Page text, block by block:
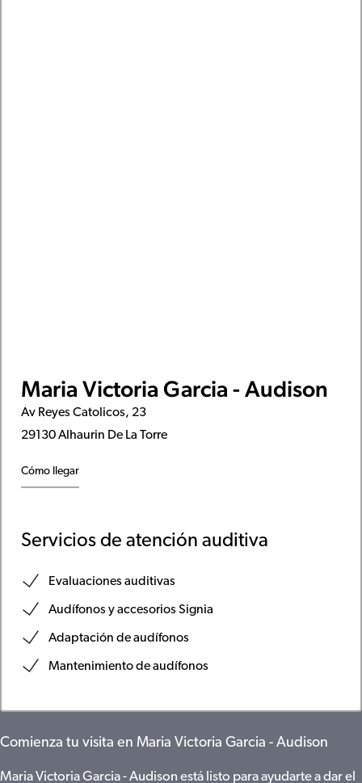
Maria Victoria Garcia - Audison
Av Reyes Catolicos, 23
29130 Alhaurin De La Torre
Cómo llegar
Servicios de atención auditiva
Evaluaciones auditivas
Audífonos y accesorios Signia
Adaptación de audífonos
Mantenimiento de audífonos
Comienza tu visita en Maria Victoria Garcia - Audison
Maria Victoria Garcia - Audison está listo para ayudarte a dar el